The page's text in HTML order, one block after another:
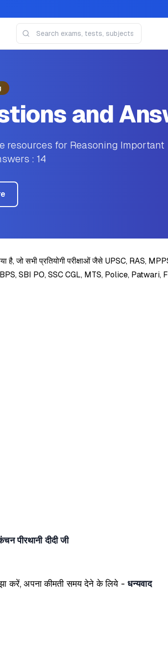
and
resources for Reasoning Important
: 14
जो सभी प्रतियोगी परीक्षाओं जैसे UPSC, RAS,
SBI PO, SSC CGL, MTS, Police,
पीरथानी दीदी जी
करें, अपना कीमती समय देने के लिये - धन्यवाद